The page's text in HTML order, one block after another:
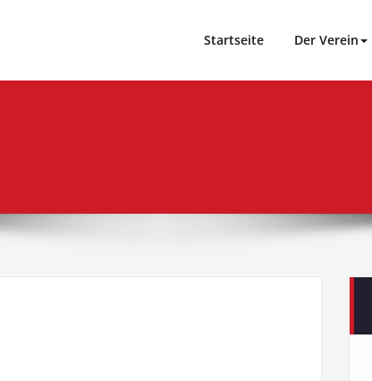
Startseite Der Verein